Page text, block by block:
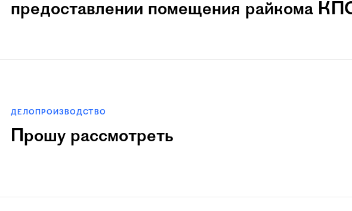
предоставлении помещения райкома
ДЕЛОПРОИЗВОДСТВО
Прошу рассмотреть